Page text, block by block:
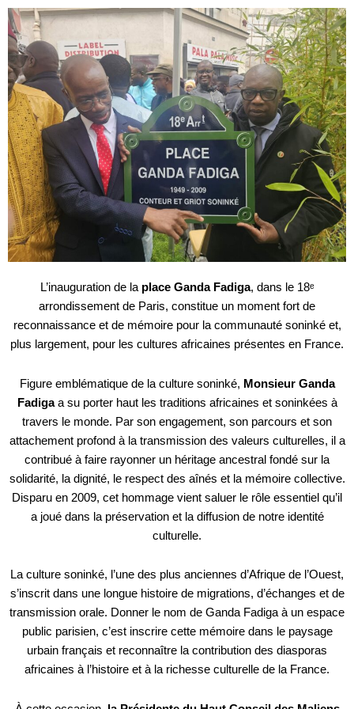
L’inauguration de la place Ganda Fadiga, dans le 18ᵉ
arrondissement de Paris, constitue un moment fort de
reconnaissance et de mémoire pour la communauté soninké et,
plus largement, pour les cultures africaines présentes en France.
Figure emblématique de la culture soninké, Monsieur Ganda
Fadigaa su porter haut les traditions africaines et soninkées à
travers le monde. Par son engagement, son parcours et son
attachement profond à la transmission des valeurs culturelles, il a
contribué à faire rayonner un héritage ancestral fondé sur la
solidarité, la dignité, le respect des aînés et la mémoire collective.
Disparu en 2009, cet hommage vient saluer le rôle essentiel qu’il
a joué dans la préservation et la diffusion de notre identité
culturelle.
La culture soninké, l’une des plus anciennes d’Afrique de l’Ouest,
s’inscrit dans une longue histoire de migrations, d’échanges et de
transmission orale. Donner le nom de Ganda Fadiga à un espace
public parisien, c’est inscrire cette mémoire dans le paysage
urbain français et reconnaître la contribution des diasporas
africaines à l’histoire et à la richesse culturelle de la France.